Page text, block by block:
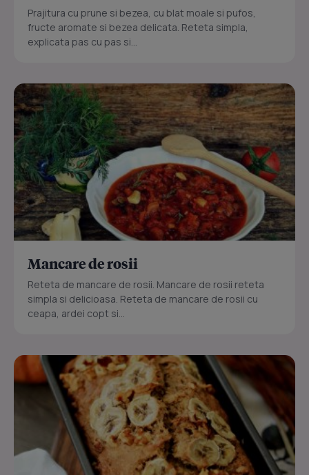
Prajitura cu prune si bezea, cu blat moale si pufos,
fructe aromate si bezea delicata. Reteta simpla,
explicata pas cu pas si...
Mancare de rosii
Reteta de mancare de rosii. Mancare de rosii reteta
simpla si delicioasa. Reteta de mancare de rosii cu
ceapa, ardei copt si...